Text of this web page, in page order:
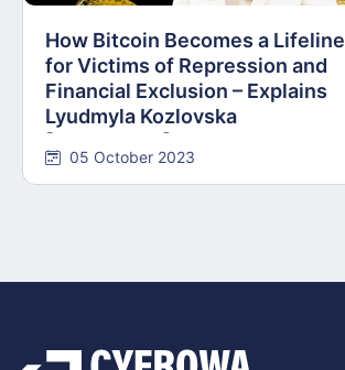
How Bitcoin Becomes a Lifeline
for Victims of Repression and
Financial Exclusion – Explains
Lyudmyla Kozlovska
05 October 2023